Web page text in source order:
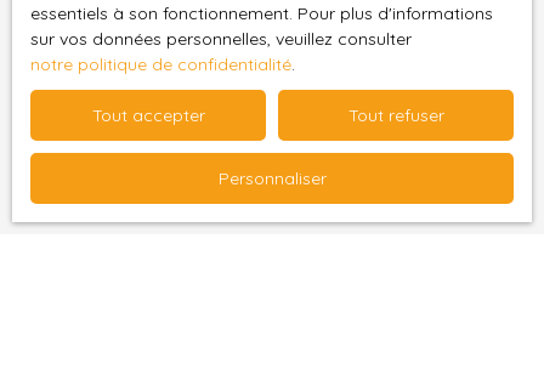
+33 2 52 50 00 27
Envoyer un e-mail
essentiels à son fonctionnement. Pour plus d'informations
sur vos données personnelles, veuillez consulter
notre politique de confidentialité.
Tout accepter Tout refuser
Personnaliser